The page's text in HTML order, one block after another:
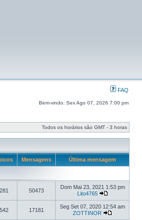
FAQ
Bem-vindo: Sex Ago 07, 2026 7:00 pm
Todos os horários são GMT - 3 horas
Mensagens Última mensagem
50473
Dom Mai 23, 2021 1:53 pm
Lito4765
17181
Seg Set 07, 2020 12:54 am
ZOTTINOR